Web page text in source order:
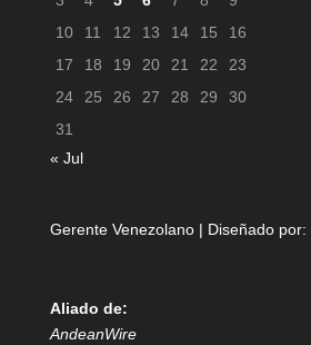
10
11 12 13 14 15
16
17
18 19 20 21 22
23
24
25 26 27 28 29
30
31
« Jul
Gerente Venezolano | Diseñado por:
Aliado de:
AndeanWire